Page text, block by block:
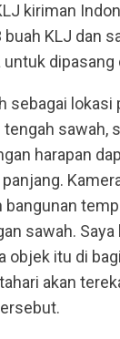
kiriman
KLJ dan
untuk dipasang
sebagai lokasi
tengah sawah,
harapan
bangunan
sawah. Saya
objek itu di
akan